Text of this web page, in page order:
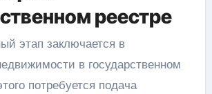
реестре
этап заключается в
в государственном
потребуется подача